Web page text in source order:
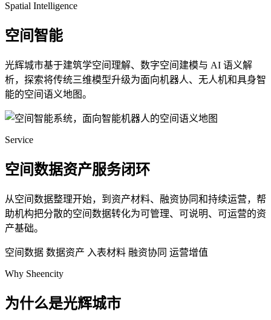
Spatial Intelligence
空间智能
光辉城市基于建筑学空间理解、数字空间建模与 AI 语义解
析，探索将传统三维模型升级为面向机器人、无人机和具身智
能的空间语义地图。
Service
空间数据资产服务闭环
从空间数据整理开始，到资产材料、融资协同和持续运营，帮
助机构把分散的空间数据转化为可管理、可说明、可运营的资
产基础。
空间数据 数据资产 入表材料 融资协同 运营增值
Why Sheencity
为什么是光辉城市